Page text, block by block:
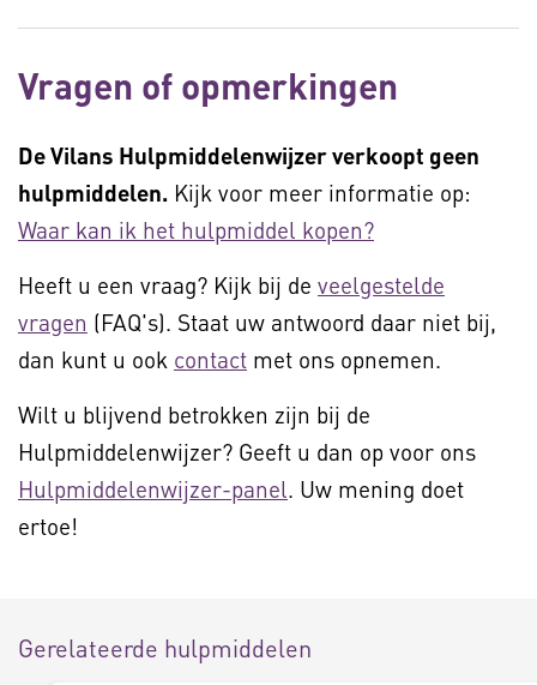
Vragen of opmerkingen
De Vilans Hulpmiddelenwijzer verkoopt geen
hulpmiddelen. Kijk voor meer informatie op:
Waar kan ik het hulpmiddel kopen?
Heeft u een vraag? Kijk bij de veelgestelde
vragen (FAQ's). Staat uw antwoord daar niet bij,
dan kunt u ook contact met ons opnemen.
Wilt u blijvend betrokken zijn bij de
Hulpmiddelenwijzer? Geeft u dan op voor ons
Hulpmiddelenwijzer-panel. Uw mening doet
ertoe!
Gerelateerde hulpmiddelen